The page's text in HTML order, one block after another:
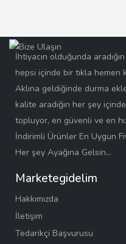
İhtiyacın olduğunda
hepsi içinde bir tıkla hemen
Aklına geldiğinde durma
kalite aradığın her şey
topluyor, en güvenli ve en
İndirimli Ürünler En Uygun
Her şey Ayağına Gelsin…
Marketegidelim
Hakkımızda
İletişim
Tedarikçi Başvurusu